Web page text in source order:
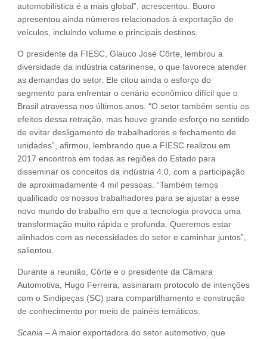
automobilística é a mais global”, acrescentou. Buoro
apresentou ainda números relacionados à exportação de
veículos, incluindo volume e principais destinos.
O presidente da FIESC, Glauco José Côrte, lembrou a
diversidade da indústria catarinense, o que favorece atender
as demandas do setor. Ele citou ainda o esforço do
segmento para enfrentar o cenário econômico difícil que o
Brasil atravessa nos últimos anos. “O setor também sentiu os
efeitos dessa retração, mas houve grande esforço no sentido
de evitar desligamento de trabalhadores e fechamento de
unidades”, afirmou, lembrando que a FIESC realizou em
2017 encontros em todas as regiões do Estado para
disseminar os conceitos da indústria 4.0, com a participação
de aproximadamente 4 mil pessoas. “Também temos
qualificado os nossos trabalhadores para se ajustar a esse
novo mundo do trabalho em que a tecnologia provoca uma
transformação muito rápida e profunda. Queremos estar
alinhados com as necessidades do setor e caminhar juntos”,
salientou.
Durante a reunião, Côrte e o presidente da Câmara
Automotiva, Hugo Ferreira, assinaram protocolo de intenções
com o Sindipeças (SC) para compartilhamento e construção
de conhecimento por meio de painéis temáticos.
Scania – A maior exportadora do setor automotivo, que